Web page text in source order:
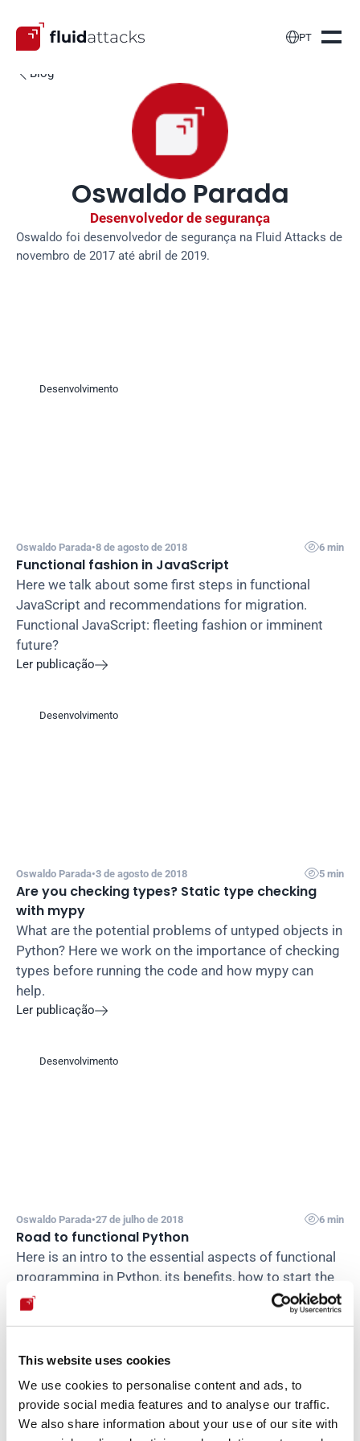
This website uses cookies
We use cookies to personalise content and ads, to
provide social media features and to analyse our traffic.
We also share information about your use of our site with
PT
 Blog
Oswaldo Parada
Desenvolvedor de segurança
Oswaldo foi desenvolvedor de segurança na Fluid Attacks de
novembro de 2017 até abril de 2019.
Desenvolvimento
Oswaldo Parada•8 de agosto de 2018 6 min
Functional fashion in JavaScript
Here we talk about some first steps in functional
JavaScript and recommendations for migration.
Functional JavaScript: fleeting fashion or imminent
future?
Ler publicação
Desenvolvimento
Oswaldo Parada•3 de agosto de 2018 5 min
Are you checking types? Static type checking
with mypy
What are the potential problems of untyped objects in
Python? Here we work on the importance of checking
types before running the code and how mypy can
help.
Ler publicação
Desenvolvimento
Oswaldo Parada•27 de julho de 2018 6 min
Road to functional Python
Here is an intro to the essential aspects of functional
programming in Python, its benefits, how to start the
migration, the most used libraries, and more.
Desenvolvimento